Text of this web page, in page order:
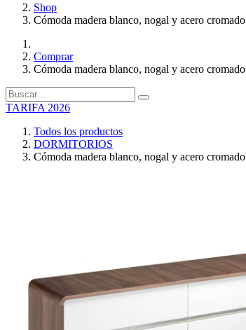
Shop
Cómoda madera blanco, nogal y acero cromado
Comprar
Cómoda madera blanco, nogal y acero cromado
TARIFA 2026
Todos los productos
DORMITORIOS
Cómoda madera blanco, nogal y acero cromado